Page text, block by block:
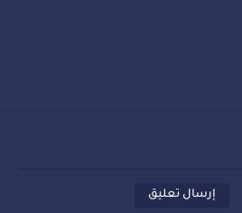
إرسال تعليق